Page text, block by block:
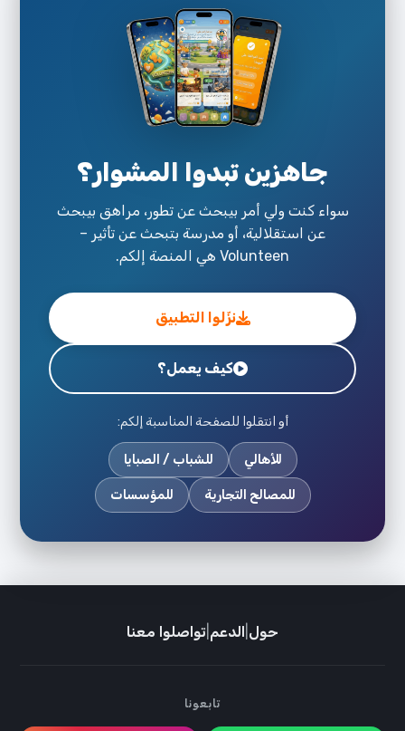
جاهزين تبدوا المشوار؟
سواء كنت ولي أمر بيبحث عن تطور، مراهق بيبحث
عن استقلالية، أو مدرسة بتبحث عن تأثير –
Volunteen هي المنصة إلكم.
نزّلوا التطبيق
كيف يعمل؟
أو انتقلوا للصفحة المناسبة إلكم:
للأهالي للشباب / الصبايا
للمصالح التجارية للمؤسسات
حول الدعم تواصلوا معنا
تابعونا